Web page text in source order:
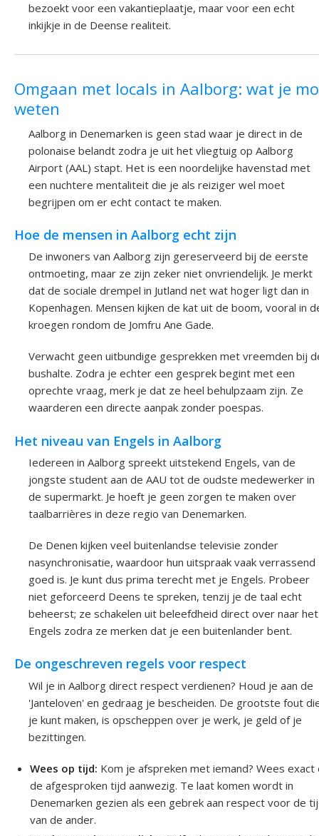
bezoekt voor een vakantieplaatje, maar voor een echt
inkijkje in de Deense realiteit.
Omgaan met locals in Aalborg: wat je
weten
Aalborg in Denemarken is geen stad waar je direct in de
polonaise belandt zodra je uit het vliegtuig op Aalborg
Airport (AAL) stapt. Het is een noordelijke havenstad met
een nuchtere mentaliteit die je als reiziger wel moet
begrijpen om er echt contact te maken.
Hoe de mensen in Aalborg echt zijn
De inwoners van Aalborg zijn gereserveerd bij de eerste
ontmoeting, maar ze zijn zeker niet onvriendelijk. Je merkt
dat de sociale drempel in Jutland net wat hoger ligt dan in
Kopenhagen. Mensen kijken de kat uit de boom, vooral in
kroegen rondom de Jomfru Ane Gade.
Verwacht geen uitbundige gesprekken met vreemden bij
bushalte. Zodra je echter een gesprek begint met een
oprechte vraag, merk je dat ze heel behulpzaam zijn. Ze
waarderen een directe aanpak zonder poespas.
Het niveau van Engels in Aalborg
Iedereen in Aalborg spreekt uitstekend Engels, van de
jongste student aan de AAU tot de oudste medewerker in
de supermarkt. Je hoeft je geen zorgen te maken over
taalbarrières in deze regio van Denemarken.
De Denen kijken veel buitenlandse televisie zonder
nasynchronisatie, waardoor hun uitspraak vaak verrassend
goed is. Je kunt dus prima terecht met je Engels. Probeer
niet geforceerd Deens te spreken, tenzij je de taal echt
beheerst; ze schakelen uit beleefdheid direct over naar het
Engels zodra ze merken dat je een buitenlander bent.
De ongeschreven regels voor respect
Wil je in Aalborg direct respect verdienen? Houd je aan de
'Janteloven' en gedraag je bescheiden. De grootste fout
je kunt maken, is opscheppen over je werk, je geld of je
bezittingen.
Wees op tijd: Kom je afspreken met iemand? Wees exact
de afgesproken tijd aanwezig. Te laat komen wordt in
Denemarken gezien als een gebrek aan respect voor de
van de ander.